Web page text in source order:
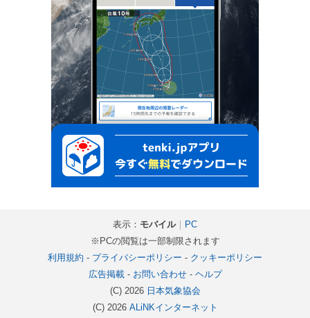
表示： モバイル｜ PC
※PCの閲覧は一部制限されます
利用規約 - プライバシーポリシー - クッキーポリシー
広告掲載- お問い合わせ- ヘルプ
(C) 2026 日本気象協会
(C) 2026 ALiNKインターネット